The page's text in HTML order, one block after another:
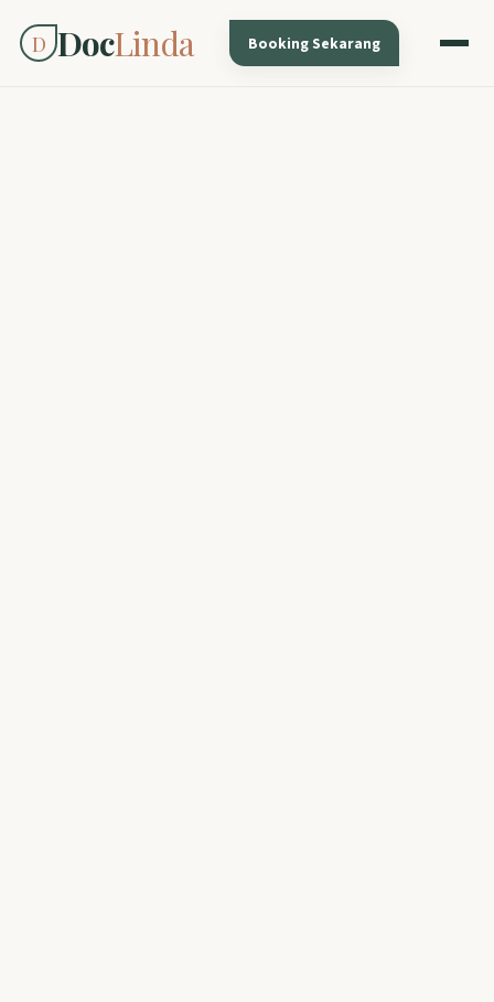
D DocLinda Booking Sekarang